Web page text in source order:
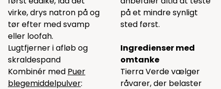
virke, drys natron på og
tør efter med svamp
eller loofah.
Lugtfjerner i afløb og
skraldespand
Kombinér med Puer
blegemiddelpulver:
på et mindre synligt
sted først.
Ingredienser med
omtanke
Tierra Verde vælger
råvarer, der belaster